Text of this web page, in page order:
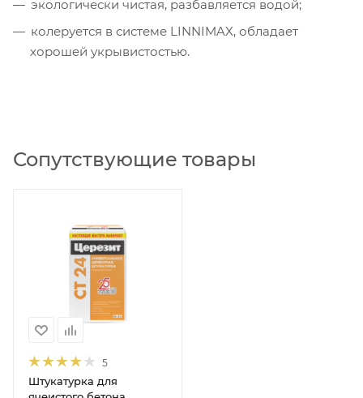
экологически чистая, разбавляется водой;
колеруется в системе LINNIMAX, обладает
хорошей укрывистостью.
Сопутствующие товары
5
Штукатурка для